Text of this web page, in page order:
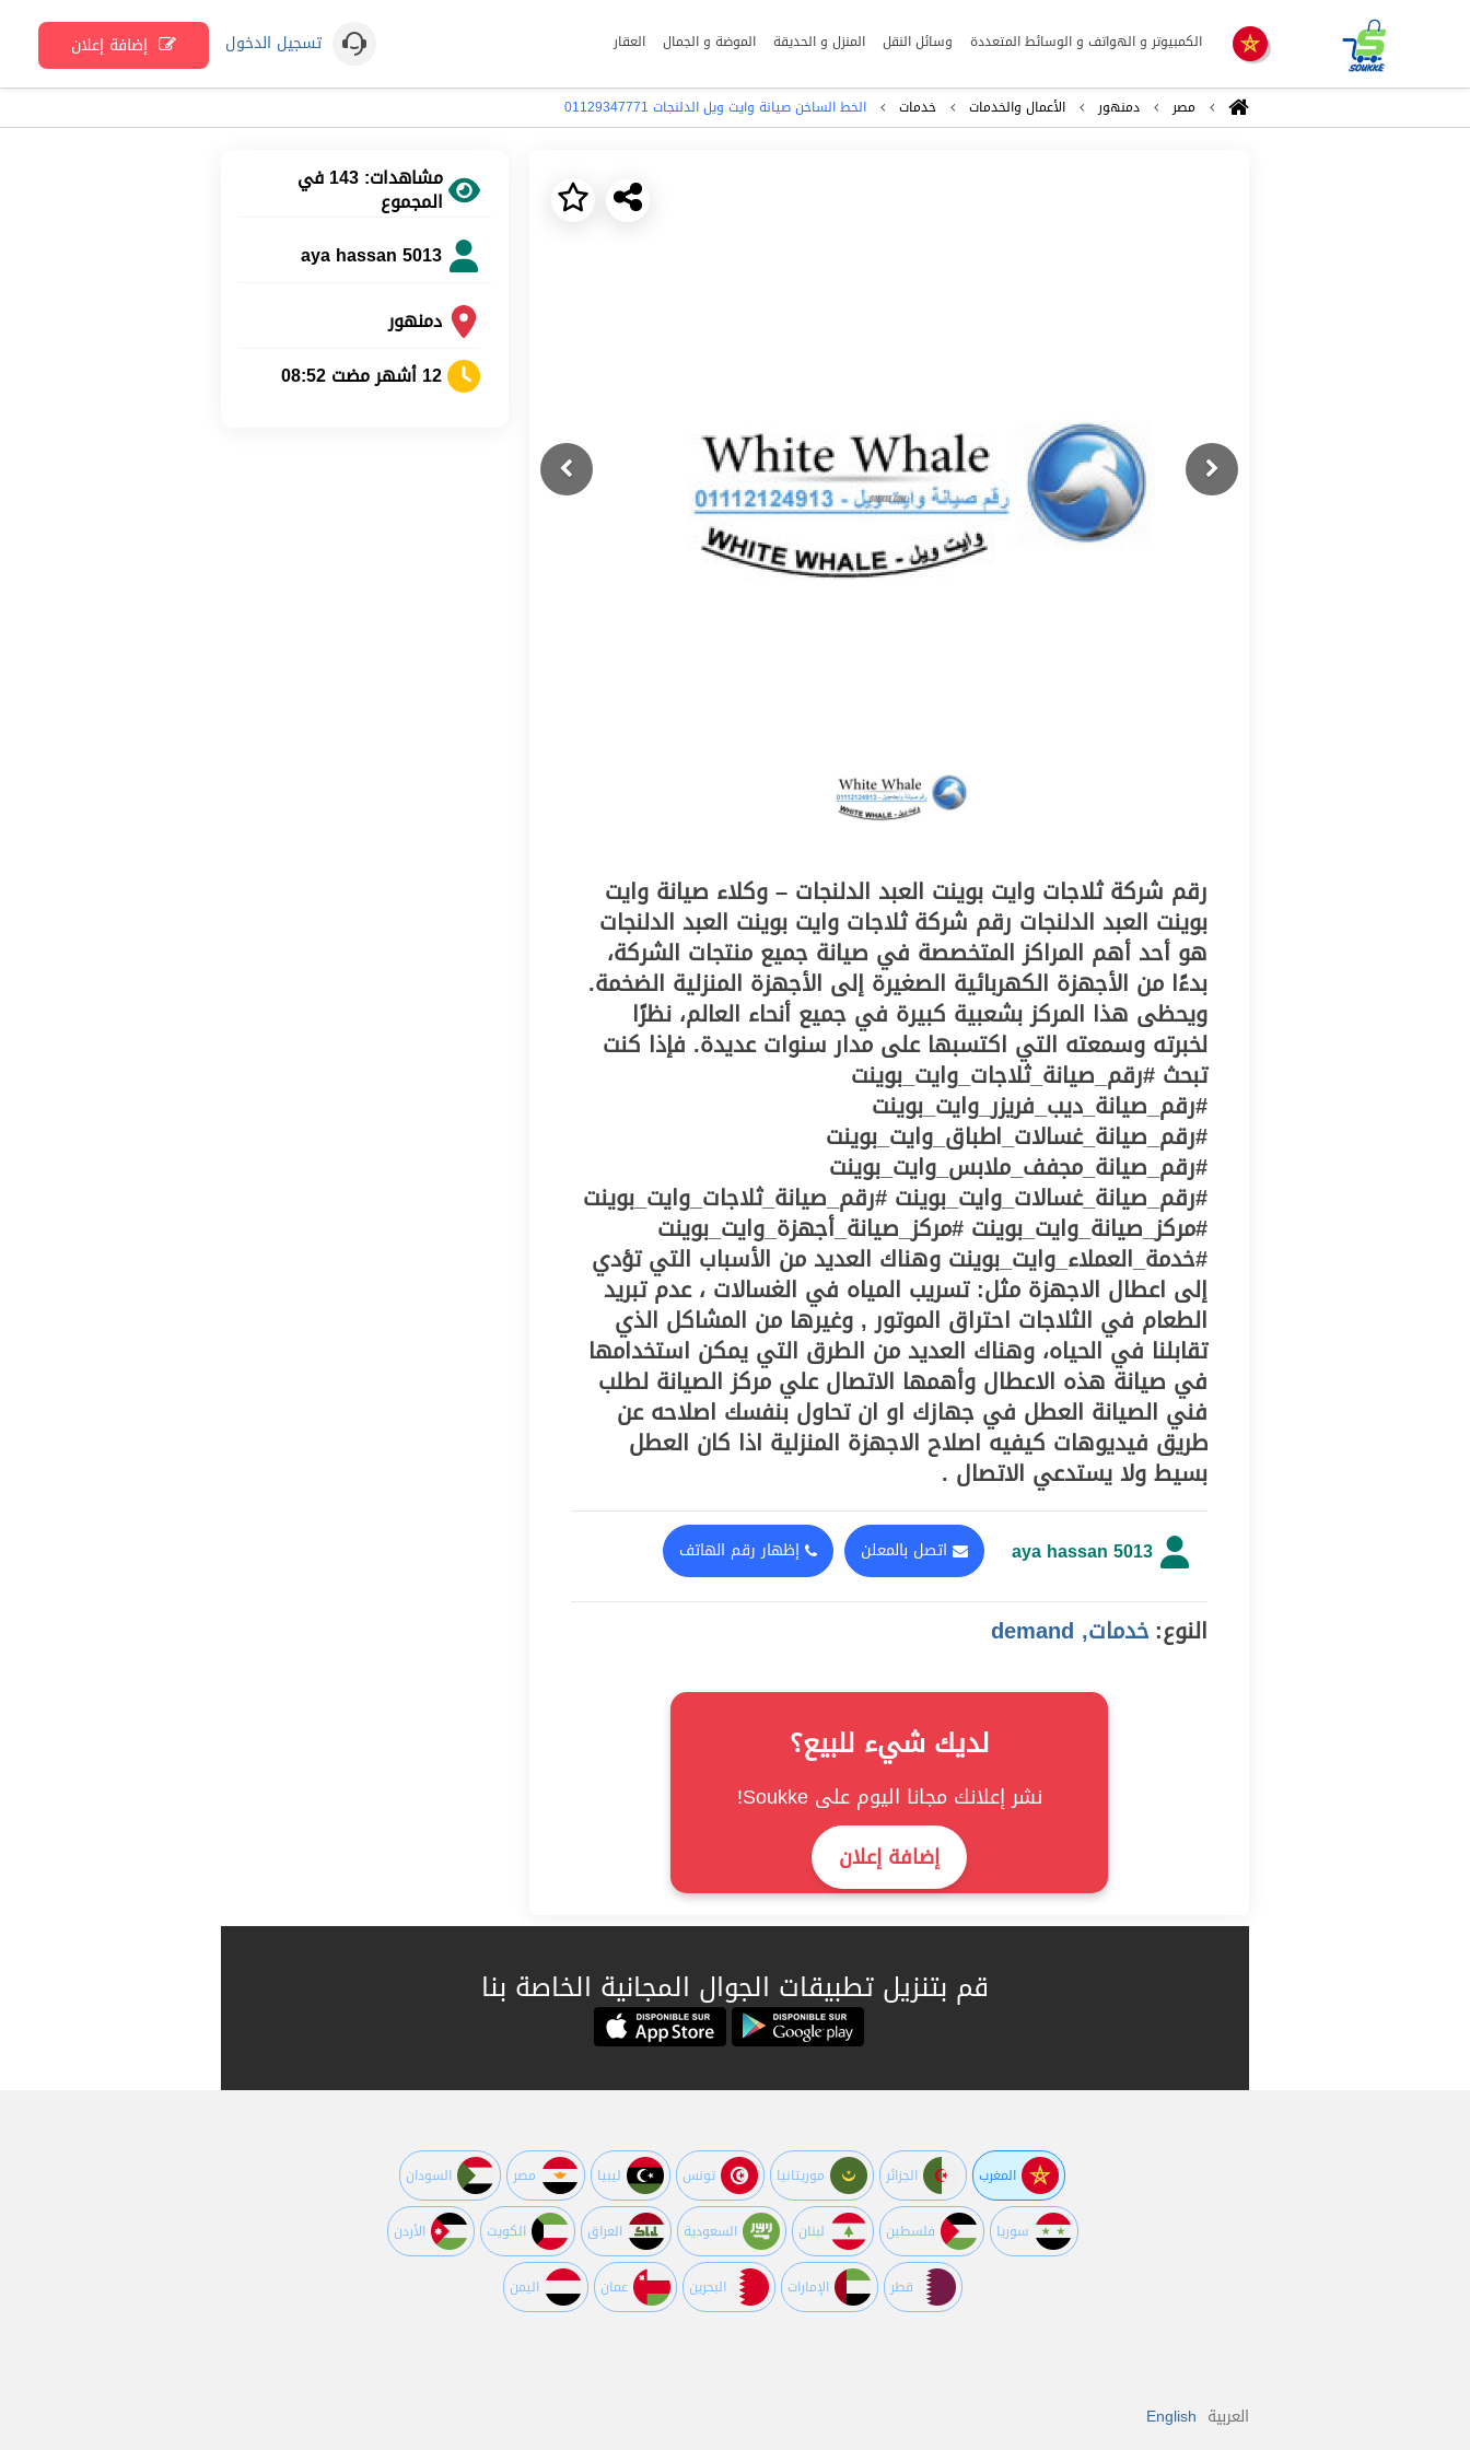
الكمبيوتر و الهواتف و الوسائط المتعددة وسائل النقل المنزل و الحديقة الموضة و الجمال العقار تسجيل الدخول إضافة إعلان
مصر دمنهور اﻷعمال والخدمات خدمات الخط الساخن صيانة وايت ويل الدلنجات 01129347771
Previous
Next
رقم شركة ثلاجات وايت بوينت العبد الدلنجات – وكلاء صيانة وايت
بوينت العبد الدلنجات رقم شركة ثلاجات وايت بوينت العبد الدلنجات
هو أحد أهم المراكز المتخصصة في صيانة جميع منتجات الشركة،
بدءًا من الأجهزة الكهربائية الصغيرة إلى الأجهزة المنزلية الضخمة.
ويحظى هذا المركز بشعبية كبيرة في جميع أنحاء العالم، نظرًا
لخبرته وسمعته التي اكتسبها على مدار سنوات عديدة. فإذا كنت
تبحث #رقم_صيانة_ثلاجات_وايت_بوينت
#رقم_صيانة_ديب_فريزر_وايت_بوينت
#رقم_صيانة_غسالات_اطباق_وايت_بوينت
#رقم_صيانة_مجفف_ملابس_وايت_بوينت
#رقم_صيانة_غسالات_وايت_بوينت #رقم_صيانة_ثلاجات_وايت_بوينت
#مركز_صيانة_وايت_بوينت #مركز_صيانة_أجهزة_وايت_بوينت
#خدمة_العملاء_وايت_بوينت وهناك العديد من الأسباب التي تؤدي
إلى اعطال الاجهزة مثل: تسريب المياه في الغسالات ، عدم تبريد
الطعام في الثلاجات احتراق الموتور , وغيرها من المشاكل الذي
تقابلنا في الحياه، وهناك العديد من الطرق التي يمكن استخدامها
في صيانة هذه الاعطال وأهمها الاتصال علي مركز الصيانة لطلب
فني الصيانة العطل في جهازك او ان تحاول بنفسك اصلاحه عن
طريق فيديوهات كيفيه اصلاح الاجهزة المنزلية اذا كان العطل
بسيط ولا يستدعي الاتصال .
aya hassan 5013 اتصل بالمعلن إظهار رقم الهاتف
النوع: خدمات, demand
لديك شيء للبيع؟
نشر إعلانك مجانا اليوم على Soukke!
إضافة إعلان
مشاهدات: 143 في
المجموع
aya hassan 5013
دمنهور
12 أشهر مضت 08:52
قم بتنزيل تطبيقات الجوال المجانية الخاصة بنا
المغرب الجزائر موريتانيا تونس ليبيا مصر السودان
سوريا فلسطين لبنان السعودية العراق الكويت اﻷردن
قطر اﻹمارات البحرين عمان اليمن
العربية English